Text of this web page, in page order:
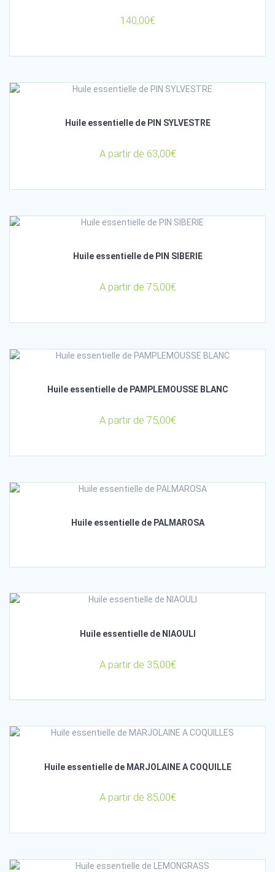
140,00€
Huile essentielle de PIN SYLVESTRE
A partir de 63,00€
Huile essentielle de PIN SIBERIE
A partir de 75,00€
Huile essentielle de PAMPLEMOUSSE BLANC
A partir de 75,00€
Huile essentielle de PALMAROSA
Huile essentielle de NIAOULI
A partir de 35,00€
Huile essentielle de MARJOLAINE A COQUILLE
A partir de 85,00€